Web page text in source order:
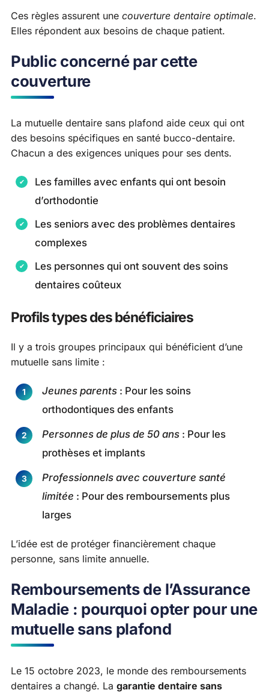
Ces règles assurent une couverture dentaire optimale.
Elles répondent aux besoins de chaque patient.
Public concerné par cette
couverture
La mutuelle dentaire sans plafond aide ceux qui ont
des besoins spécifiques en santé bucco-dentaire.
Chacun a des exigences uniques pour ses dents.
Les familles avec enfants qui ont besoin
d’orthodontie
Les seniors avec des problèmes dentaires
complexes
Les personnes qui ont souvent des soins
dentaires coûteux
Profils types des bénéficiaires
Il y a trois groupes principaux qui bénéficient d’une
mutuelle sans limite :
Jeunes parents : Pour les soins
orthodontiques des enfants
Personnes de plus de 50 ans : Pour les
prothèses et implants
Professionnels avec couverture santé
limitée : Pour des remboursements plus
larges
L’idée est de protéger financièrement chaque
personne, sans limite annuelle.
Remboursements de l’Assurance
Maladie : pourquoi opter pour une
mutuelle sans plafond
Le 15 octobre 2023, le monde des remboursements
dentaires a changé. La garantie dentaire sans